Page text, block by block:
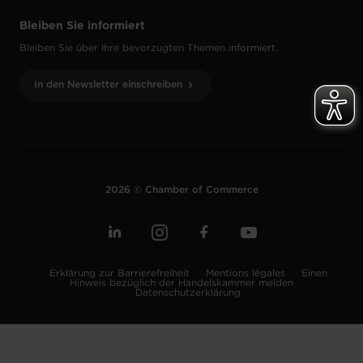
Bleiben Sie informiert
Bleiben Sie über Ihre bevorzugten Themen informiert.
In den Newsletter einschreiben
2026 © Chamber of Commerce
Erklärung zur Barrierefreiheit Mentions légales
Einen
Hinweis bezüglich der Handelskammer melden
Datenschutzerklärung